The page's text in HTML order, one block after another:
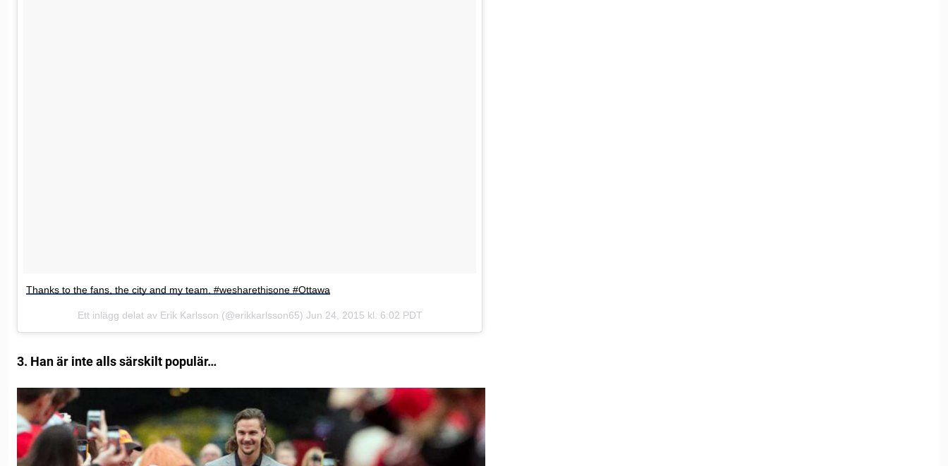
Thanks to the fans, the city and my team. #wesharethisone #Ottawa
Ett inlägg delat av Erik Karlsson (@erikkarlsson65) Jun 24, 2015 kl. 6:02 PDT
3. Han är inte alls särskilt populär…